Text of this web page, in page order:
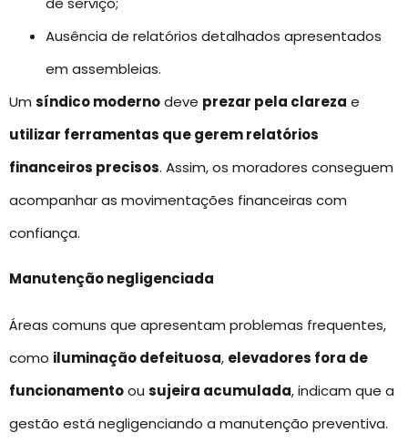
Ausência de relatórios detalhados apresentados
em assembleias.
Um síndico modernodeve prezar pela clareza e
utilizar ferramentas que gerem relatórios
financeiros precisos. Assim, os moradores conseguem
acompanhar as movimentações financeiras com
confiança.
Manutenção negligenciada
Áreas comuns que apresentam problemas frequentes,
como iluminação defeituosa, elevadores fora de
funcionamentoou sujeira acumulada, indicam que a
gestão está negligenciando a manutenção preventiva.